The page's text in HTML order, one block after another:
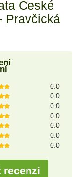
České
Pravčická
0.0
0.0
0.0
0.0
0.0
0.0
0.0
recenzi